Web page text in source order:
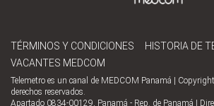
TÉRMINOS Y CONDICIONES
HISTORIA DE
VACANTES MEDCOM
Telemetro es un canal de MEDCOM Panamá |
derechos reservados.
Apartado 0834-00129, Panamá - Rep. de Panamá |